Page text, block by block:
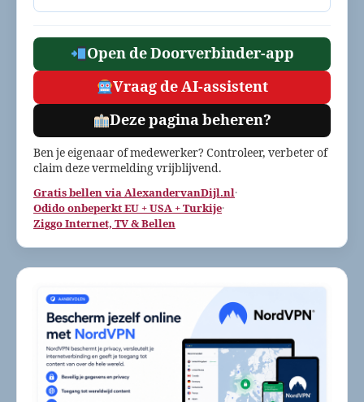
Open de Doorverbinder-app
Vraag de AI-assistent
Deze pagina beheren?
Ben je eigenaar of medewerker? Controleer, verbeter of
claim deze vermelding vrijblijvend.
Gratis bellen via AlexandervanDijl.nl·
Odido onbeperkt EU + USA + Turkije·
Ziggo Internet, TV & Bellen